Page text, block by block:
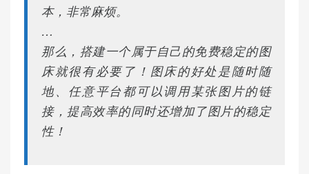
本，非常麻烦。
…
那么，搭建一个属于自己的免费稳定的图
床就很有必要了！图床的好处是随时随
地、任意平台都可以调用某张图片的链
接，提高效率的同时还增加了图片的稳定
性！